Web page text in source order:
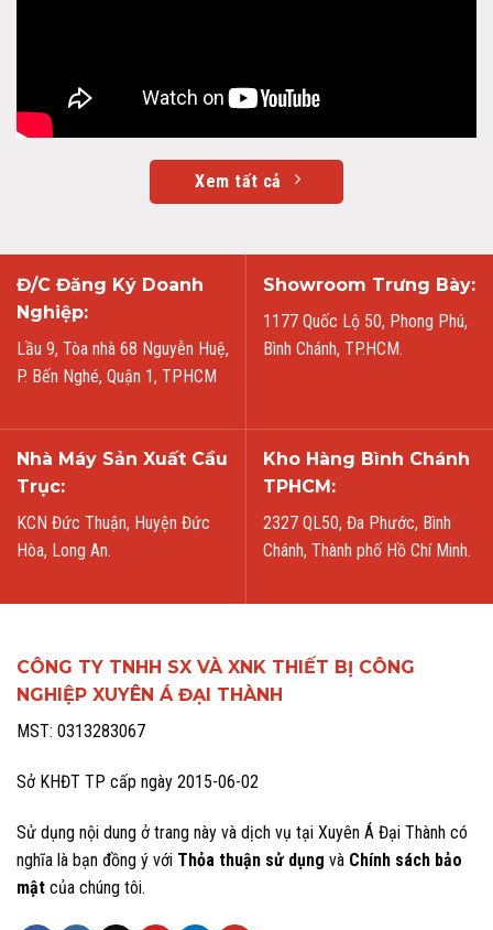
Xem tất cả
Đ/C Đăng Ký Doanh
Nghiệp:
Lầu 9, Tòa nhà 68 Nguyễn Huệ,
P. Bến Nghé, Quận 1, TPHCM
Showroom Trưng Bày:
1177 Quốc Lộ 50, Phong Phú,
Bình Chánh, TP.HCM.
Nhà Máy Sản Xuất Cầu
Trục:
KCN Đức Thuận, Huyện Đức
Hòa, Long An.
Kho Hàng Bình Chánh
TPHCM:
2327 QL50, Đa Phước, Bình
Chánh, Thành phố Hồ Chí Minh.
CÔNG TY TNHH SX VÀ XNK THIẾT BỊ CÔNG
NGHIỆP XUYÊN Á ĐẠI THÀNH
MST: 0313283067
Sở KHĐT TP cấp ngày 2015-06-02
Sử dụng nội dung ở trang này và dịch vụ tại Xuyên Á Đại Thành có
nghĩa là bạn đồng ý với Thỏa thuận sử dụng và Chính sách bảo
mật của chúng tôi.